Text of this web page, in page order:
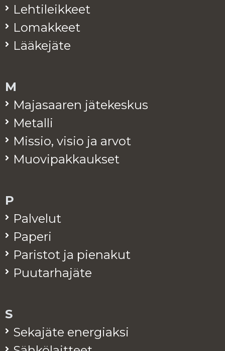
Leh­ti­leik­keet
Lo­mak­keet
Lää­ke­jä­te
M
Ma­ja­saa­ren jä­te­kes­kus
Me­tal­li
Mis­sio, visio ja arvot
Muo­vi­pak­kauk­set
P
Pal­ve­lut
Pa­pe­ri
Pa­ris­tot ja pie­na­kut
Puu­tar­ha­jä­te
S
Se­ka­jä­te ener­giak­si